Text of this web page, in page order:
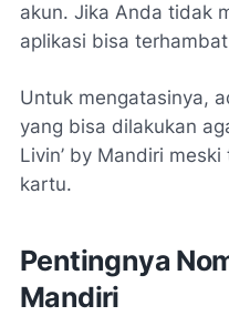
akun. Jika Anda tidak
aplikasi bisa
Untuk mengatasinya,
yang bisa dilakukan
Livin’ by Mandiri
kartu.
Pentingnya
Mandiri